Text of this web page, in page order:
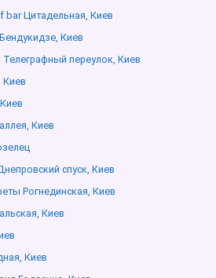
Цитадельная, Киев
Киев
переулок, Киев
Киев
Киев
спуск, Киев
Рогнединская, Киев
Киев
Киев